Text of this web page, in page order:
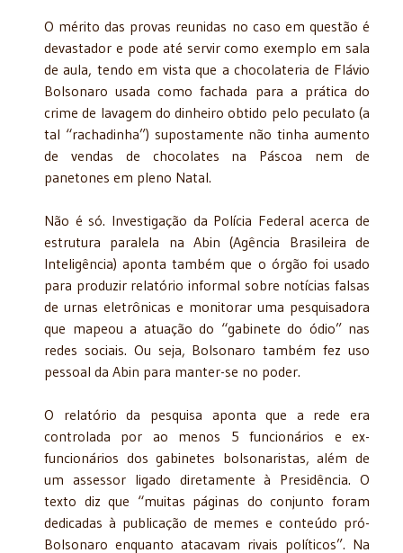
O mérito das provas reunidas no caso em questão é
devastador e pode até servir como exemplo em sala
de aula, tendo em vista que a chocolateria de Flávio
Bolsonaro usada como fachada para a prática do
crime de lavagem do dinheiro obtido pelo peculato (a
tal “rachadinha”) supostamente não tinha aumento
de vendas de chocolates na Páscoa nem de
panetones em pleno Natal.
Não é só. Investigação da Polícia Federal acerca de
estrutura paralela na Abin (Agência Brasileira de
Inteligência) aponta também que o órgão foi usado
para produzir relatório informal sobre notícias falsas
de urnas eletrônicas e monitorar uma pesquisadora
que mapeou a atuação do “gabinete do ódio” nas
redes sociais. Ou seja, Bolsonaro também fez uso
pessoal da Abin para manter-se no poder.
O relatório da pesquisa aponta que a rede era
controlada por ao menos 5 funcionários e ex-
funcionários dos gabinetes bolsonaristas, além de
um assessor ligado diretamente à Presidência. O
texto diz que “muitas páginas do conjunto foram
dedicadas à publicação de memes e conteúdo pró-
Bolsonaro enquanto atacavam rivais políticos”. Na